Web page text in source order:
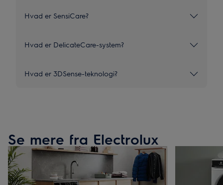
Hvad er SensiCare?
Hvad er DelicateCare-system?
Hvad er 3DSense-teknologi?
Se mere fra Electrolux